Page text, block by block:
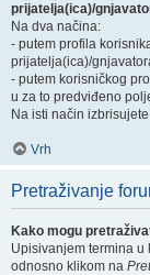
prijatelja(ica)/
Na dva načina:
- putem profila
prijatelja(ica)/
- putem korisničkog
u za to predviđeno
Na isti način
Vrh
Pretraživanje
Kako mogu
Upisivanjem termina u
odnosno klikom na